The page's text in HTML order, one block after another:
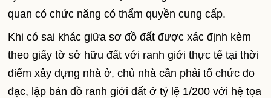
quan có chức năng có thẩm quyền cung cấp.
Khi có sai khác giữa sơ đồ đất được xác định kèm
theo giấy tờ sở hữu đất với ranh giới thực tế tại thời
điểm xây dựng nhà ở, chủ nhà cần phải tổ chức đo
đạc, lập bản đồ ranh giới đất ở tỷ lệ 1/200 với hệ tọa